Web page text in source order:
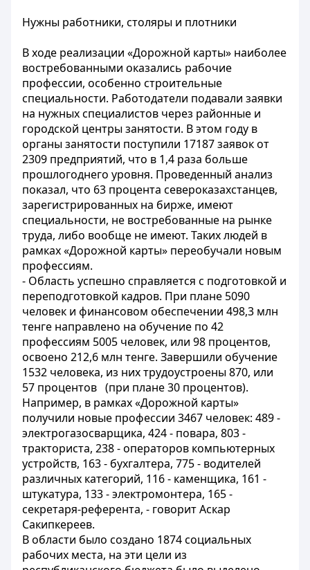
Нужны работники, столяры и плотники
В ходе реализации «Дорожной карты» наиболее
востребованными оказались рабочие
профессии, особенно строительные
специальности. Работодатели подавали заявки
на нужных специалистов через районные и
городской центры занятости. В этом году в
органы занятости поступили 17187 заявок от
2309 предприятий, что в 1,4 раза больше
прошлогоднего уровня. Проведенный анализ
показал, что 63 процента североказахстанцев,
зарегистрированных на бирже, имеют
специальности, не востребованные на рынке
труда, либо вообще не имеют. Таких людей в
рамках «Дорожной карты» переобучали новым
профессиям.
- Область успешно справляется с подготовкой и
переподготовкой кадров. При плане 5090
человек и финансовом обеспечении 498,3 млн
тенге направлено на обучение по 42
профессиям 5005 человек, или 98 процентов,
освоено 212,6 млн тенге. Завершили обучение
1532 человека, из них трудоустроены 870, или
57 процентов (при плане 30 процентов).
Например, в рамках «Дорожной карты»
получили новые профессии 3467 человек: 489 -
электрогазосварщика, 424 - повара, 803 -
тракториста, 238 - операторов компьютерных
устройств, 163 - бухгалтера, 775 - водителей
различных категорий, 116 - каменщика, 161 -
штукатура, 133 - электромонтера, 165 -
секретаря-референта, - говорит Аскар
Сакипкереев.
В области было создано 1874 социальных
рабочих места, на эти цели из